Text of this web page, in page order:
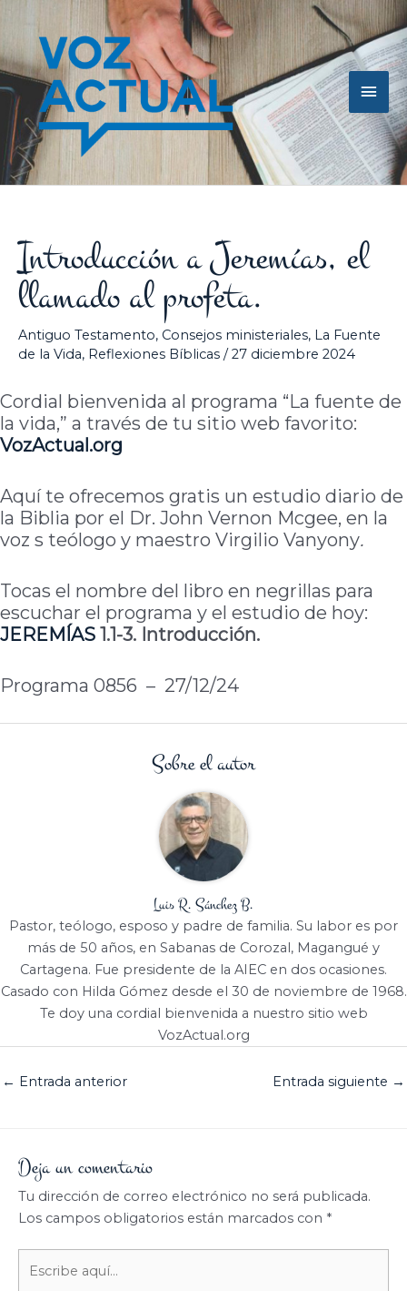
contenido
Introducción a Jeremías, el
llamado al profeta.
Antiguo Testamento, Consejos ministeriales, La Fuente
de la Vida, Reflexiones Bíblicas /27 diciembre 2024
Cordial bienvenida al programa “La fuente de
la vida,” a través de tu sitio web favorito:
VozActual.org
Aquí te ofrecemos gratis un estudio diario de
la Biblia por el Dr. John Vernon Mcgee, en la
voz s teólogo y maestro Virgilio Vanyony.
Tocas el nombre del libro en negrillas para
escuchar el programa y el estudio de hoy:
JEREMÍAS 1.1-3. Introducción.
Programa 0856 – 27/12/24
Sobre el autor
Luis R. Sánchez B.
Pastor, teólogo, esposo y padre de familia. Su labor es por
más de 50 años, en Sabanas de Corozal, Magangué y
Cartagena. Fue presidente de la AIEC en dos ocasiones.
Casado con Hilda Gómez desde el 30 de noviembre de 1968.
Te doy una cordial bienvenida a nuestro sitio web
VozActual.org
← Entrada anterior Entrada siguiente →
Deja un comentario
Tu dirección de correo electrónico no será publicada.
Los campos obligatorios están marcados con *
aquí...